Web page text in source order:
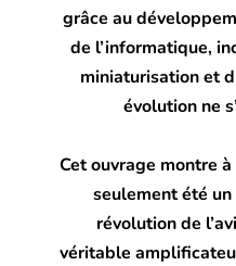
grâce au
de l’informatique,
miniaturisation et
évolution ne
Cet ouvrage montre
seulement été
révolution de
véritable